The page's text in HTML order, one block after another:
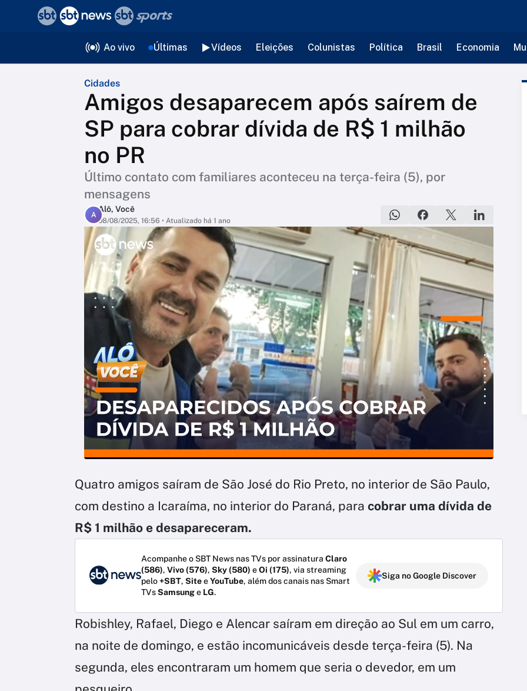
Ao vivo Últimas Vídeos Eleições Colunistas Política Brasil Economia
Cidades
Amigos desaparecem após saírem de
SP para cobrar dívida de R$ 1 milhão
no PR
Último contato com familiares aconteceu na terça-feira (5), por
mensagens
A
Alô, Você
08/08/2025, 16:56 • Atualizado há 1 ano
Quatro amigos saíram de São José do Rio Preto, no interior de São Paulo,
com destino a Icaraíma, no interior do Paraná, para cobrar uma dívida de
R$ 1 milhão e desapareceram.
Acompanhe o SBT News nas TVs por assinatura Claro
(586), Vivo (576), Sky (580) eOi (175), via streaming
pelo+SBT, SiteeYouTube, além dos canais nas Smart
TVsSamsunge LG.
Siga no Google Discover
Robishley, Rafael, Diego e Alencar saíram em direção ao Sul em um carro,
na noite de domingo, e estão incomunicáveis desde terça-feira (5). Na
segunda, eles encontraram um homem que seria o devedor, em um
voltar
Editorias